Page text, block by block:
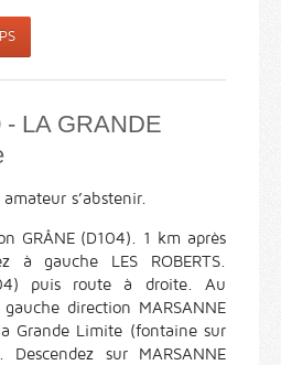
- LA GRANDE
s’abstenir.
GRÂNE (D104). 1 km après
à gauche LES ROBERTS.
puis route à droite. Au
direction MARSANNE
Grande Limite (fontaine sur
sur MARSANNE